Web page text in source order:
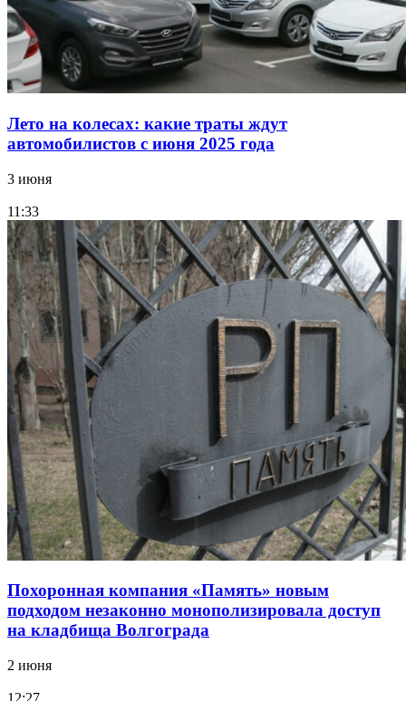
Лето на колесах: какие траты ждут
автомобилистов с июня 2025 года
3 июня
11:33
Похоронная компания «Память» новым
подходом незаконно монополизировала доступ
на кладбища Волгограда
2 июня